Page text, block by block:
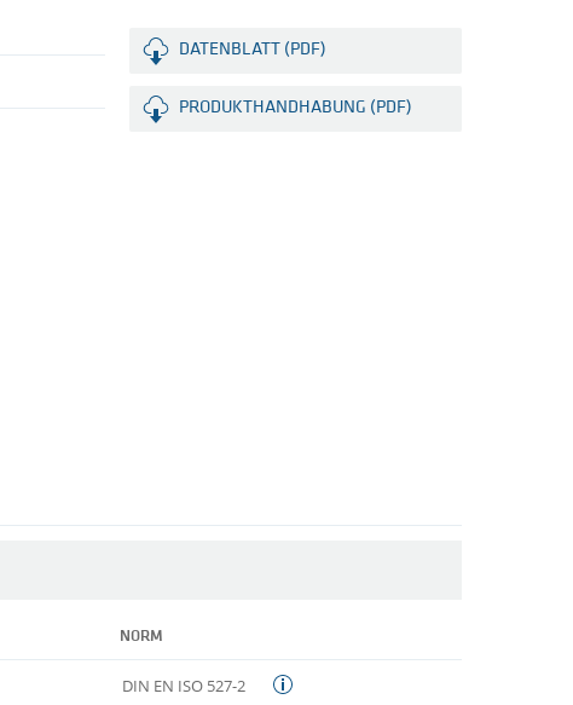
DATENBLATT (PDF)
PRODUKTHANDHABUNG (PDF)
NORM
DIN EN ISO 527-2